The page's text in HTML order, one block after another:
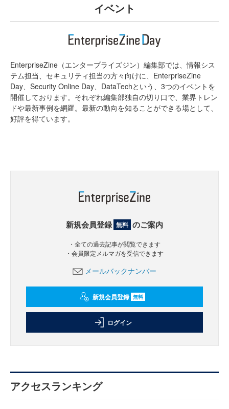
イベント
EnterpriseZine（エンタープライズジン）編集部では、情報シス
テム担当、セキュリティ担当の方々向けに、EnterpriseZine
Day、Security Online Day、DataTechという、3つのイベントを
開催しております。それぞれ編集部独自の切り口で、業界トレン
ドや最新事例を網羅。最新の動向を知ることができる場として、
好評を得ています。
新規会員登録 無料 のご案内
・全ての過去記事が閲覧できます
・会員限定メルマガを受信できます
メールバックナンバー
新規会員登録 無料
ログイン
アクセスランキング